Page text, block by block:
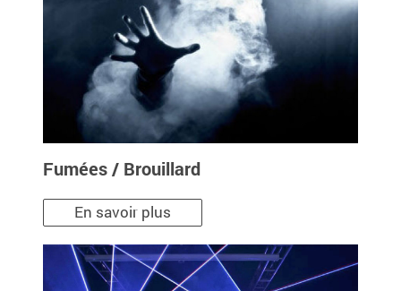
Fumées / Brouillard
En savoir plus